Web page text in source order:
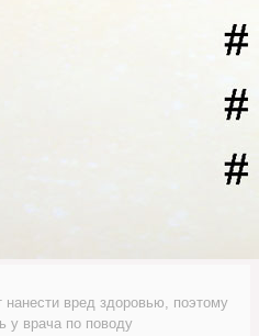
вред здоровью, поэтому
у врача по поводу